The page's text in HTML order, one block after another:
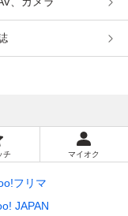
チ マイオク
フリマ
JAPAN